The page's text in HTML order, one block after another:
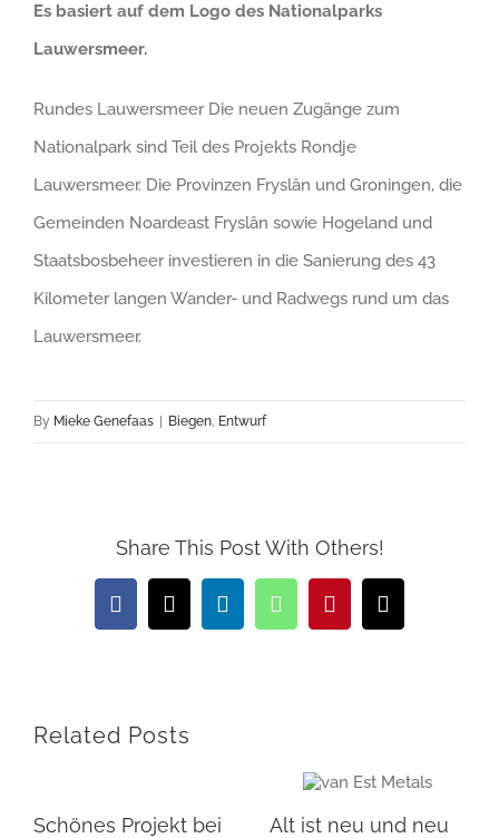
Es basiert auf dem Logo des Nationalparks
Lauwersmeer.
Rundes Lauwersmeer Die neuen Zugänge zum
Nationalpark sind Teil des Projekts Rondje
Lauwersmeer. Die Provinzen Fryslân und Groningen, die
Gemeinden Noardeast Fryslân sowie Hogeland und
Staatsbosbeheer investieren in die Sanierung des 43
Kilometer langen Wander- und Radwegs rund um das
Lauwersmeer.
By Mieke Genefaas Biegen, Entwurf
Share This Post With Others!
Facebook
X LinkedInWhatsAppPinterestEmail
Related Posts
Schönes Projekt bei Alt ist neu und neu